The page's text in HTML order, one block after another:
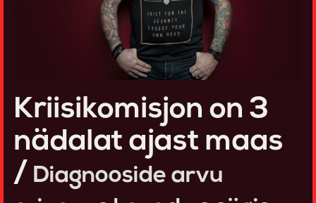
Kriisikomisjon on 3
nädalat ajast maas
/ Diagnooside arvu